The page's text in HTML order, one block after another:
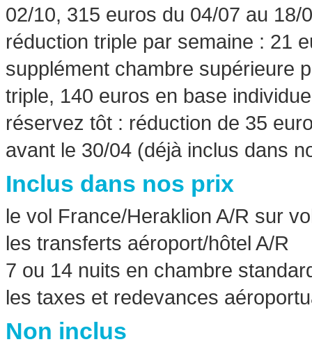
02/10, 315 euros du 04/07 au 18/
réduction triple par semaine : 21
supplément chambre supérieure
triple, 140 euros en base
réservez tôt : réduction de 35
avant le 30/04 (déjà inclus dans
Inclus dans nos prix
le vol France/Heraklion A/R sur
les transferts aéroport/hôtel A/R
7 ou 14 nuits en chambre
les taxes et redevances
Non inclus